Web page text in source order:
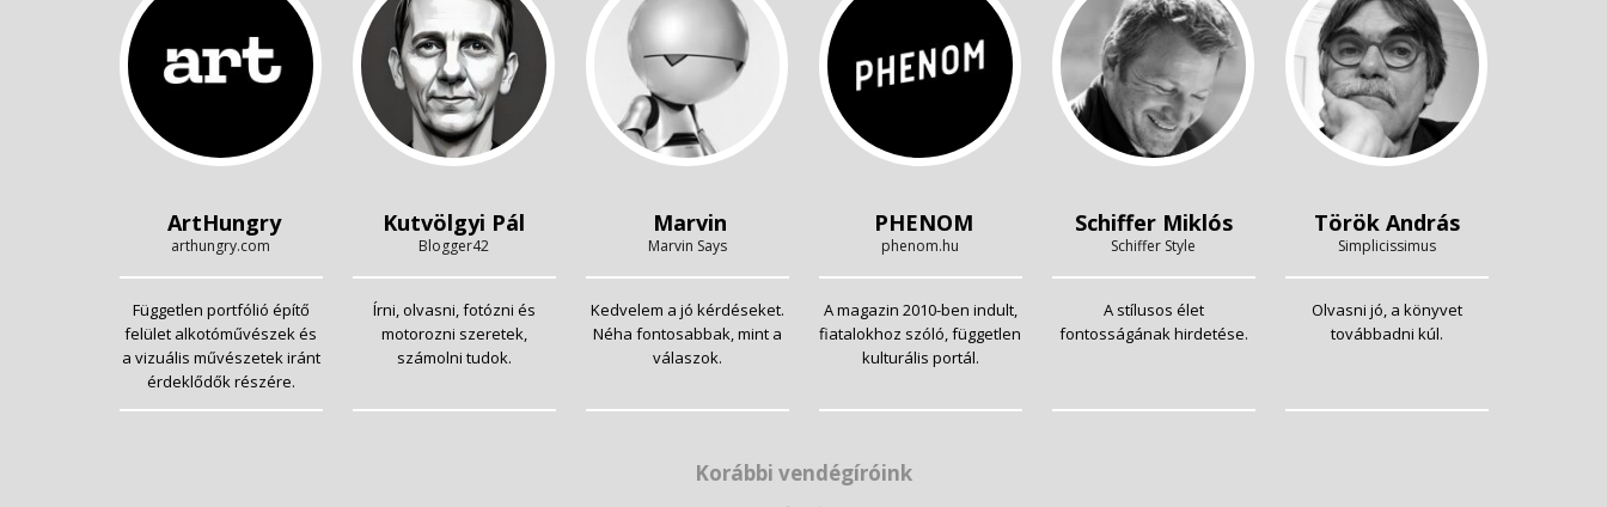
ArtHungry
arthungry.com
Független portfólió építő
felület alkotóművészek és
a vizuális művészetek iránt
érdeklődők részére.
Kutvölgyi Pál
Blogger42
Írni, olvasni, fotózni és
motorozni szeretek,
számolni tudok.
Marvin
Marvin Says
Kedvelem a jó kérdéseket.
Néha fontosabbak, mint a
válaszok.
PHENOM
phenom.hu
A magazin 2010-ben indult,
fiatalokhoz szóló, független
kulturális portál.
Schiffer Miklós
Schiffer Style
A stílusos élet
fontosságának hirdetése.
Török András
Simplicissimus
Olvasni jó, a könyvet
továbbadni kúl.
Korábbi vendégíróink